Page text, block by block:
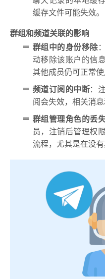
缓存文件可能失效。
群组和频道关联的影响
群组中的身份移除
动移除该账户的信
其他成员仍可正常使
频道订阅的中断：
阅会失效，相关消
群组管理角色的丢
员，注销后管理权
流程，尤其是在没